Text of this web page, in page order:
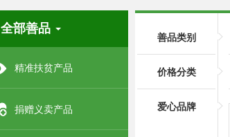
全部善品
精准扶贫产品
捐赠义卖产品
善品类别
价格分类
爱心品牌